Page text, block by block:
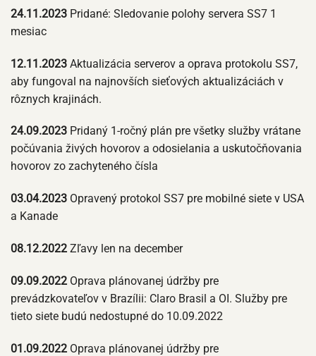
24.11.2023 Pridané: Sledovanie polohy servera SS7 1
mesiac
12.11.2023 Aktualizácia serverov a oprava protokolu SS7,
aby fungoval na najnovších sieťových aktualizáciách v
rôznych krajinách.
24.09.2023 Pridaný 1-ročný plán pre všetky služby vrátane
počúvania živých hovorov a odosielania a uskutočňovania
hovorov zo zachyteného čísla
03.04.2023 Opravený protokol SS7 pre mobilné siete v USA
a Kanade
08.12.2022 Zľavy len na december
09.09.2022 Oprava plánovanej údržby pre
prevádzkovateľov v Brazílii: Claro Brasil a OI. Služby pre
tieto siete budú nedostupné do 10.09.2022
01.09.2022 Oprava plánovanej údržby pre